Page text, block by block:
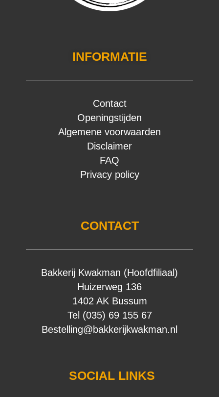
INFORMATIE
Contact
Openingstijden
Algemene voorwaarden
Disclaimer
FAQ
Privacy policy
CONTACT
Bakkerij Kwakman (Hoofdfiliaal)
Huizerweg 136
1402 AK Bussum
Tel (035) 69 155 67
Bestelling@bakkerijkwakman.nl
SOCIAL LINKS